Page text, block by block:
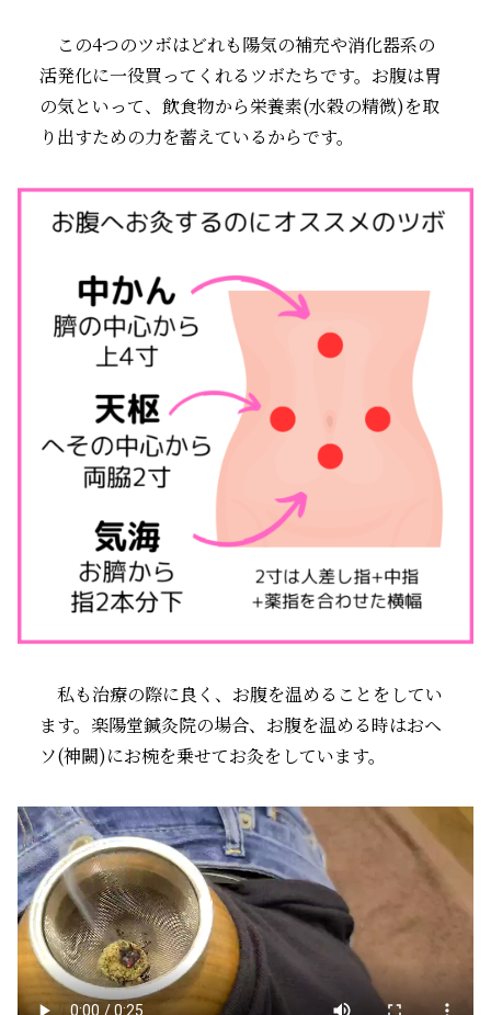
この4つのツボはどれも陽気の補充や消化器系の
活発化に一役買ってくれるツボたちです。お腹は胃
の気といって、飲食物から栄養素(水穀の精微)を取
り出すための力を蓄えているからです。
私も治療の際に良く、お腹を温めることをしてい
ます。楽陽堂鍼灸院の場合、お腹を温める時はおヘ
ソ(神闕)にお椀を乗せてお灸をしています。